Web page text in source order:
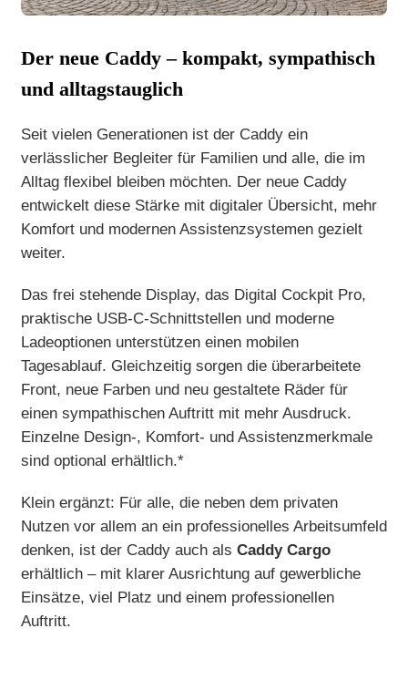
Der neue Caddy – kompakt, sympathisch
und alltagstauglich
Seit vielen Generationen ist der Caddy ein
verlässlicher Begleiter für Familien und alle, die im
Alltag flexibel bleiben möchten. Der neue Caddy
entwickelt diese Stärke mit digitaler Übersicht, mehr
Komfort und modernen Assistenzsystemen gezielt
weiter.
Das frei stehende Display, das Digital Cockpit Pro,
praktische USB-C-Schnittstellen und moderne
Ladeoptionen unterstützen einen mobilen
Tagesablauf. Gleichzeitig sorgen die überarbeitete
Front, neue Farben und neu gestaltete Räder für
einen sympathischen Auftritt mit mehr Ausdruck.
Einzelne Design-, Komfort- und Assistenzmerkmale
sind optional erhältlich.*
Klein ergänzt: Für alle, die neben dem privaten
Nutzen vor allem an ein professionelles Arbeitsumfeld
denken, ist der Caddy auch als Caddy Cargo
erhältlich – mit klarer Ausrichtung auf gewerbliche
Einsätze, viel Platz und einem professionellen
Auftritt.